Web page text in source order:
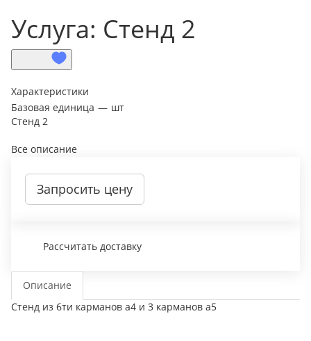
Услуга: Стенд 2
Характеристики
Базовая единица — шт
Стенд 2
Все описание
Запросить цену
Рассчитать доставку
Описание
Стенд из 6ти карманов а4 и 3 карманов а5